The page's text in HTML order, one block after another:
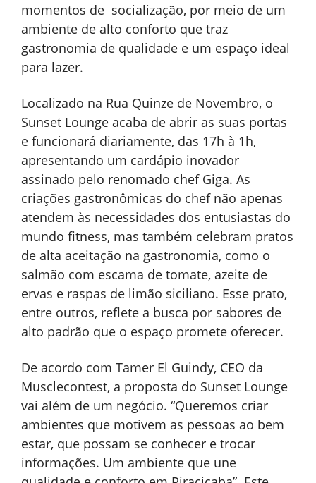
momentos de socialização, por meio de um
ambiente de alto conforto que traz
gastronomia de qualidade e um espaço ideal
para lazer.
Localizado na Rua Quinze de Novembro, o
Sunset Lounge acaba de abrir as suas portas
e funcionará diariamente, das 17h à 1h,
apresentando um cardápio inovador
assinado pelo renomado chef Giga. As
criações gastronômicas do chef não apenas
atendem às necessidades dos entusiastas do
mundo fitness, mas também celebram pratos
de alta aceitação na gastronomia, como o
salmão com escama de tomate, azeite de
ervas e raspas de limão siciliano. Esse prato,
entre outros, reflete a busca por sabores de
alto padrão que o espaço promete oferecer.
De acordo com Tamer El Guindy, CEO da
Musclecontest, a proposta do Sunset Lounge
vai além de um negócio. “Queremos criar
ambientes que motivem as pessoas ao bem
estar, que possam se conhecer e trocar
informações. Um ambiente que une